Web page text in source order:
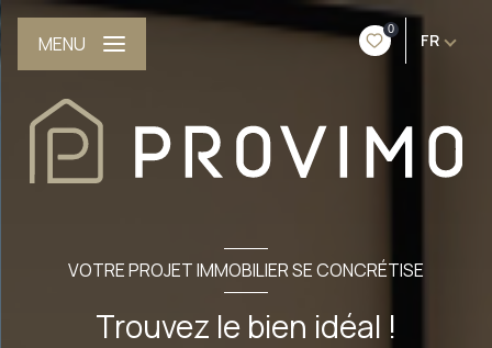
0
FR
MENU
VOTRE PROJET IMMOBILIER SE CONCRÉTISE
Trouvez le bien idéal !